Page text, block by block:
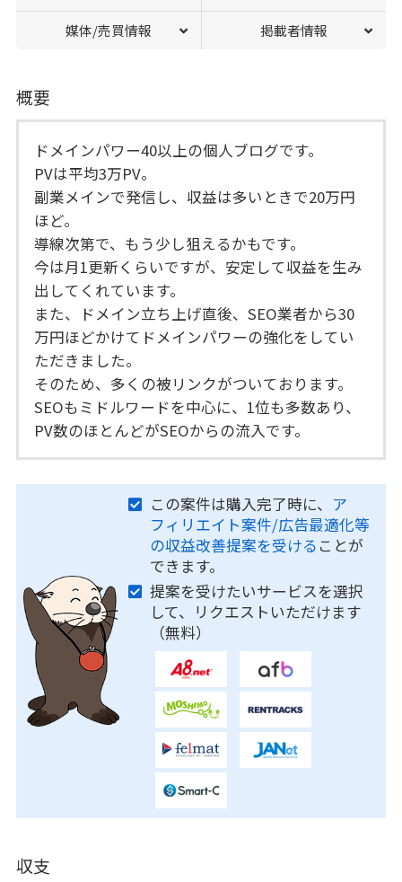
媒体/売買情報 掲載者情報
概要
ドメインパワー40以上の個人ブログです。
PVは平均3万PV。
副業メインで発信し、収益は多いときで20万円
ほど。
導線次第で、もう少し狙えるかもです。
今は月1更新くらいですが、安定して収益を生み
出してくれています。
また、ドメイン立ち上げ直後、SEO業者から30
万円ほどかけてドメインパワーの強化をしてい
ただきました。
そのため、多くの被リンクがついております。
SEOもミドルワードを中心に、1位も多数あり、
PV数のほとんどがSEOからの流入です。
この案件は購入完了時に、 ア
フィリエイト案件/広告最適化等
の収益改善提案を受ける ことが
できます。
提案を受けたいサービスを選択
して、リクエストいただけます
（無料）
収支